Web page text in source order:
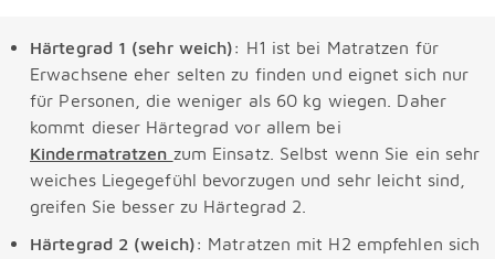
Härtegrad 1 (sehr weich): H1 ist bei Matratzen für
Erwachsene eher selten zu finden und eignet sich nur
für Personen, die weniger als 60 kg wiegen. Daher
kommt dieser Härtegrad vor allem bei
Kindermatratzen zum Einsatz. Selbst wenn Sie ein sehr
weiches Liegegefühl bevorzugen und sehr leicht sind,
greifen Sie besser zu Härtegrad 2.
Härtegrad 2 (weich): Matratzen mit H2 empfehlen sich